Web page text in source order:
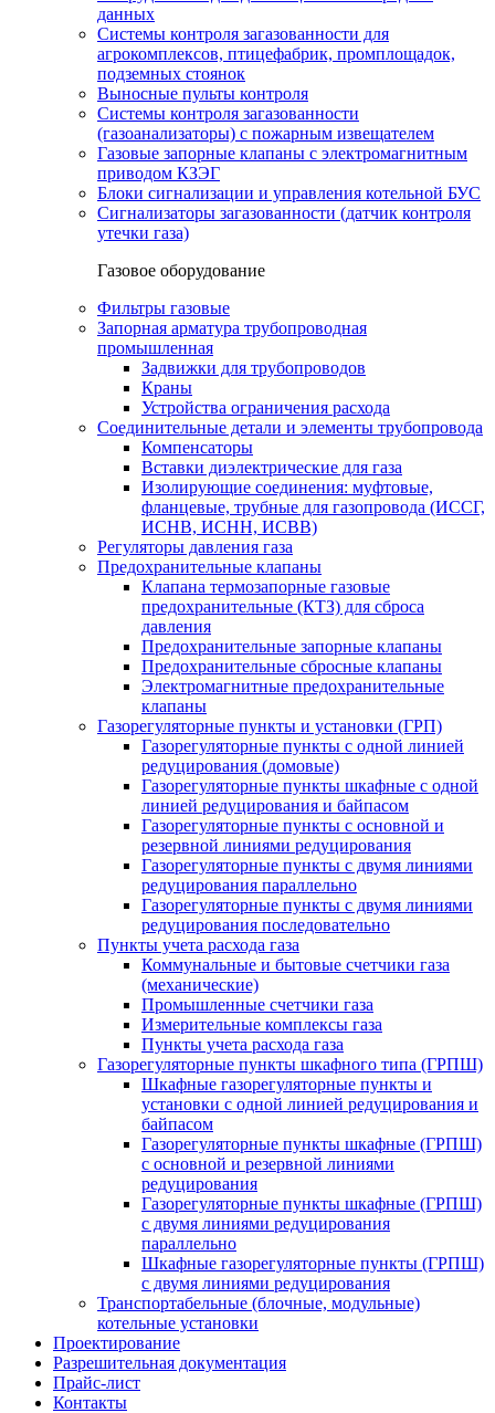
данных
Системы контроля загазованности для
агрокомплексов, птицефабрик, промплощадок,
подземных стоянок
Выносные пульты контроля
Системы контроля загазованности
(газоанализаторы) с пожарным извещателем
Газовые запорные клапаны с электромагнитным
приводом КЗЭГ
Блоки сигнализации и управления котельной БУС
Сигнализаторы загазованности (датчик контроля
утечки газа)
Газовое оборудование
Фильтры газовые
Запорная арматура трубопроводная
промышленная
Задвижки для трубопроводов
Краны
Устройства ограничения расхода
Соединительные детали и элементы трубопровода
Компенсаторы
Вставки диэлектрические для газа
Изолирующие соединения: муфтовые,
фланцевые, трубные для газопровода (ИССГ,
ИСНВ, ИСНН, ИСВВ)
Регуляторы давления газа
Предохранительные клапаны
Клапана термозапорные газовые
предохранительные (КТЗ) для сброса
давления
Предохранительные запорные клапаны
Предохранительные сбросные клапаны
Электромагнитные предохранительные
клапаны
Газорегуляторные пункты и установки (ГРП)
Газорегуляторные пункты с одной линией
редуцирования (домовые)
Газорегуляторные пункты шкафные с одной
линией редуцирования и байпасом
Газорегуляторные пункты с основной и
резервной линиями редуцирования
Газорегуляторные пункты с двумя линиями
редуцирования параллельно
Газорегуляторные пункты с двумя линиями
редуцирования последовательно
Пункты учета расхода газа
Коммунальные и бытовые счетчики газа
(механические)
Промышленные счетчики газа
Измерительные комплексы газа
Пункты учета расхода газа
Газорегуляторные пункты шкафного типа (ГРПШ)
Шкафные газорегуляторные пункты и
установки c одной линией редуцирования и
байпасом
Газорегуляторные пункты шкафные (ГРПШ)
с основной и резервной линиями
редуцирования
Газорегуляторные пункты шкафные (ГРПШ)
с двумя линиями редуцирования
параллельно
Шкафные газорегуляторные пункты (ГРПШ)
c двумя линиями редуцирования
Транспортабельные (блочные, модульные)
котельные установки
Проектирование
Разрешительная документация
Прайс-лист
Контакты